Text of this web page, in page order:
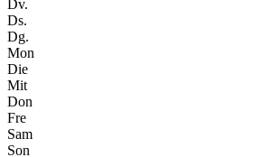
Dv.
Ds.
Dg.
Mon
Die
Mit
Don
Fre
Sam
Son